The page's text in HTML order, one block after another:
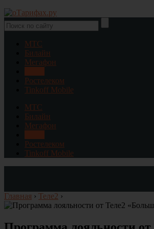
МТС
Билайн
Мегафон
Ростелеком
Tinkoff Mobile
МТС
Билайн
Мегафон
Ростелеком
Tinkoff Mobile
Главная › Теле2 ›